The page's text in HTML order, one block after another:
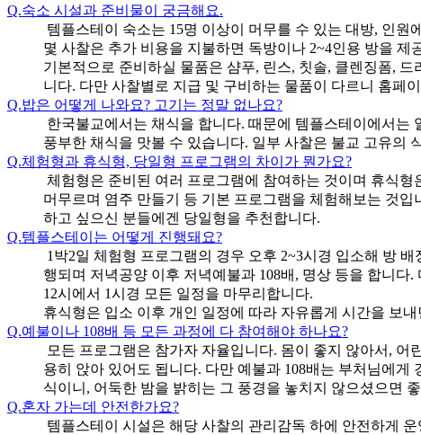
Q.숙소 시설과 준비물이 궁금해요.
템플스테이 숙소는 15명 이상이 머무를 수 있는 대방, 인
몇 사찰은 추가 비용을 지불하면 독방이나 2~4인용 방을 제
기본적으로 준비하실 물품은 샴푸, 린스, 칫솔, 클렌징폼,
니다. 다만 사찰별로 지급 및 구비하는 물품이 다르니 홈페
Q.밥은 어떻게 나와요? 고기는 정말 없나요?
한국불교에서는 채식을 합니다. 때문에 템플스테이에서는
풍부한 채식을 맛볼 수 있습니다. 일부 사찰은 불교 고유의
Q.체험형과 휴식형, 당일형 프로그램의 차이가 뭔가요?
체험형은 준비된 여러 프로그램에 참여하는 것이며 휴식
머무르며 염주 만들기 등 기본 프로그램을 체험해보는 것
하고 싶으신 분들에겐 당일형을 추천합니다.
Q.템플스테이는 어떻게 진행돼요?
1박2일 체험형 프로그램의 경우 오후 2~3시경 입소해 방
행되며 저녁공양 이후 저녁예불과 108배, 명상 등을 합니
12시에서 1시경 모든 일정을 마무리합니다.
휴식형은 입소 이후 개인 일정에 따라 자유롭게 시간을 보
Q.예불이나 108배 등 모든 과정에 다 참여해야 하나요?
모든 프로그램은 참가자 자율입니다. 몸이 좋지 않아서,
용히 앉아 있어도 됩니다. 다만 예불과 108배는 부처님에
식이니, 어둑한 밤을 밝히는 그 풍경을 놓치지 않으셨으면
Q.혼자 가는데 안전한가요?
템플스테이 시설은 해당 사찰의 관리감독 하에 안전하게